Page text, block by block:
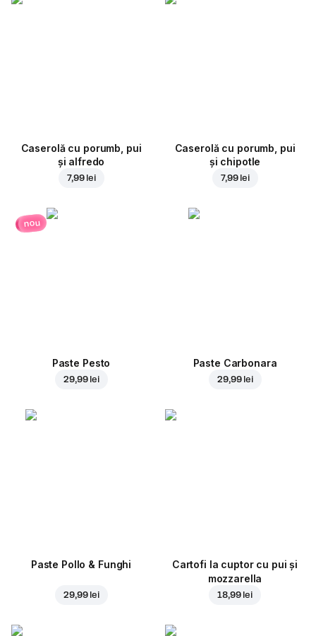
Caserolă cu porumb, pui
și alfredo
7,99 lei
Caserolă cu porumb, pui
și chipotle
7,99 lei
nou
Paste Pesto
29,99 lei
Paste Carbonara
29,99 lei
Paste Pollo & Funghi
29,99 lei
Cartofi la cuptor cu pui și
mozzarella
18,99 lei